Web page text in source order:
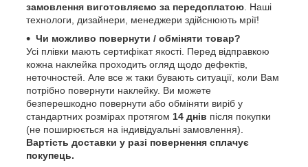
замовлення виготовляємо за передоплатою . Наші
технологи, дизайнери, менеджери здійснюють мрії!
Чи можливо повернути / обміняти товар?
Усі плівки мають сертифікат якості. Перед відправкою
кожна наклейка проходить огляд щодо дефектів,
неточностей. Але все ж таки бувають ситуації, коли Вам
потрібно повернути наклейку. Ви можете
безперешкодно повернути або обміняти виріб у
стандартних розмірах протягом 14 днів після покупки
(не поширюється на індивідуальні замовлення).
Вартість доставки у разі повернення сплачує
покупець.